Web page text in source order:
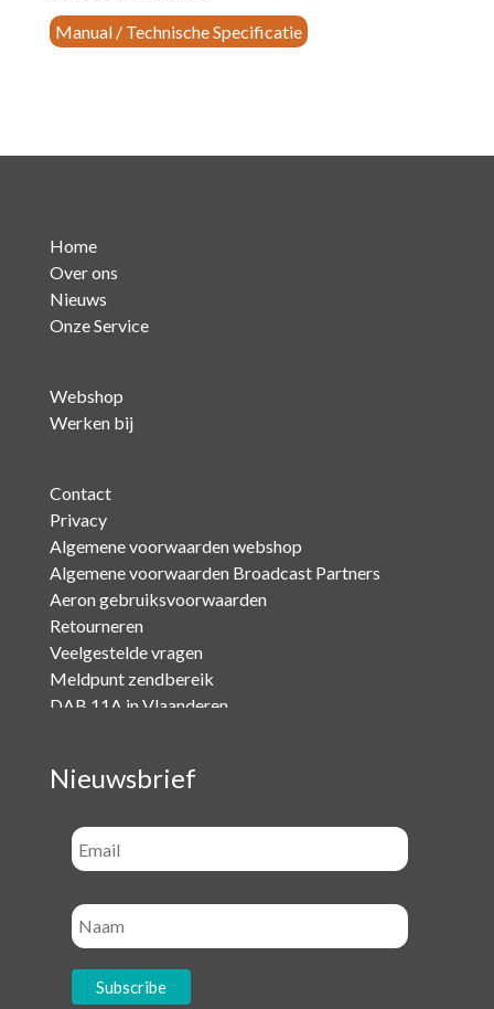
&Manual / Technische Specificatie
Home
Over ons
Nieuws
Onze Service
Webshop
Werken bij
Contact
Privacy
Algemene voorwaarden webshop
Algemene voorwaarden Broadcast Partners
Aeron gebruiksvoorwaarden
Retourneren
Veelgestelde vragen
Meldpunt zendbereik
DAB 11A in Vlaanderen
Nieuwsbrief